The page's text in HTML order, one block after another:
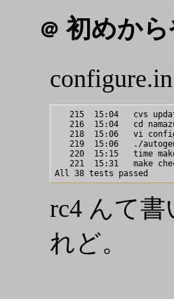
＠ 初めか
215  15:04   cvs
216  15:04   cd
218  15:06   vi
219  15:06   ./
220  15:15   time
221  15:31   make
rc4 んて
れど。